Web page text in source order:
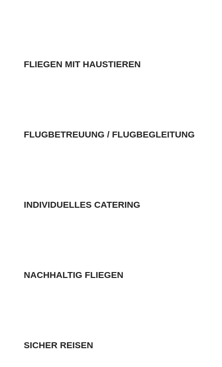
FLIEGEN MIT HAUSTIEREN
FLUGBETREUUNG / FLUGBEGLEITUNG
INDIVIDUELLES CATERING
NACHHALTIG FLIEGEN
SICHER REISEN